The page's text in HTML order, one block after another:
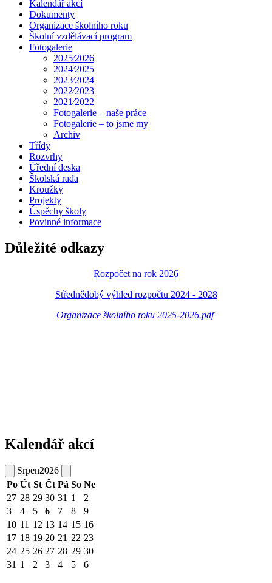
Kalendář akcí
Dokumenty
Organizace školního roku
Školní vzdělávací program
Fotogalerie
2025⁄2026
2024⁄2025
2023⁄2024
2022⁄2023
2021⁄2022
Fotogalerie – naše práce
Fotogalerie – to jsme my
Archiv
Třídy
Rozvrhy
Úřední deska
Školská rada
Kroužky
Projekty
Úspěchy školy
Povinné informace
Důležité odkazy
Rozpočet na rok 2026
Střednědobý výhled rozpočtu 2024 - 2028
Organizace školního roku 2025-2026.pdf
Kalendář akcí
Srpen2026
Po Út St Čt Pá So Ne
27 28 29 30 31 1
2
3
4 5 6 7 8
9
10 11 12 13 14 15 16
17 18 19 20 21 22 23
24 25 26 27 28 29 30
31 1 2 3 4 5 6